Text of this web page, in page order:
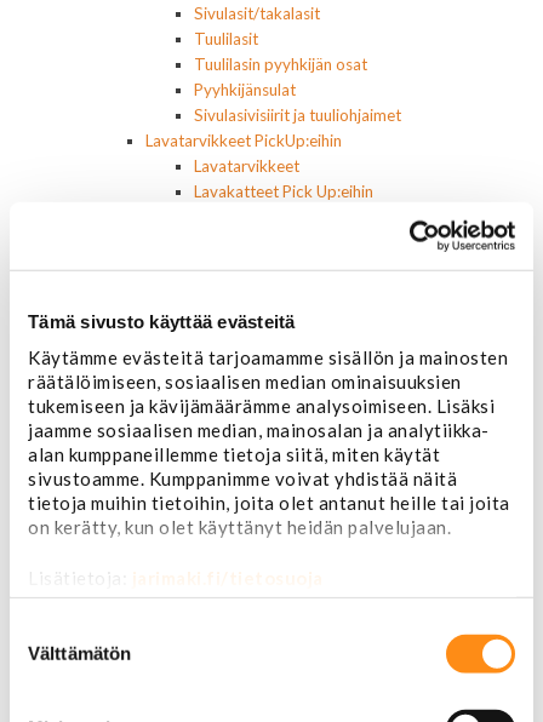
Tämä sivusto käyttää evästeitä
Käytämme evästeitä tarjoamamme sisällön ja mainosten
räätälöimiseen, sosiaalisen median ominaisuuksien
tukemiseen ja kävijämäärämme analysoimiseen. Lisäksi
jaamme sosiaalisen median, mainosalan ja analytiikka-
alan kumppaneillemme tietoja siitä, miten käytät
sivustoamme. Kumppanimme voivat yhdistää näitä
tietoja muihin tietoihin, joita olet antanut heille tai joita
on kerätty, kun olet käyttänyt heidän palvelujaan.
Lisätietoja: jarimaki.fi/tietosuoja
valinta
Välttämätön
Sivulasit/takalasit
Tuulilasit
Tuulilasin pyyhkijän osat
Pyyhkijänsulat
Sivulasivisiirit ja tuuliohjaimet
Lavatarvikkeet PickUp:eihin
Lavatarvikkeet
Lavakatteet Pick Up:eihin
Varapyörätelineet
Renkaat 14"
Renkaat 16"
Renkaat 16,5"
Renkaat 17"
Renkaat 18"
Renkaat 20"
Renkaat 22"
Renkaat 24"
Pölykapselit, keskiöt, spinnerit
Vannetarvikkeet